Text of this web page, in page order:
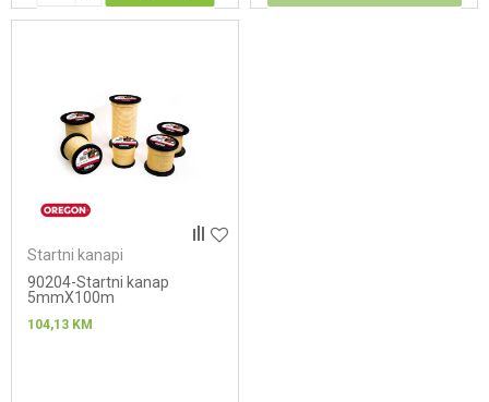
Startni kanapi
90204-Startni kanap
5mmX100m
104,13 KM